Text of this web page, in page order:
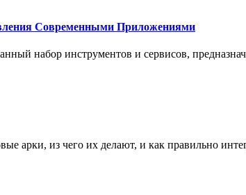
Современными Приложениями
набор инструментов и сервисов,
арки, из чего их делают, и как правильно